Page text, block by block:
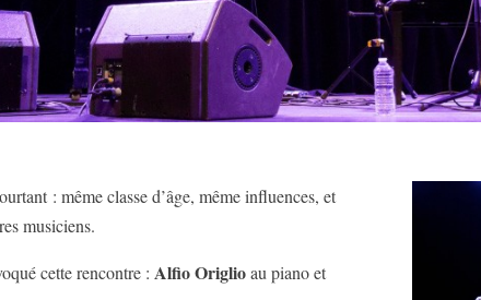
: même classe d’âge, même influences, et
musiciens.
cette rencontre : Alfio Origlioau piano et